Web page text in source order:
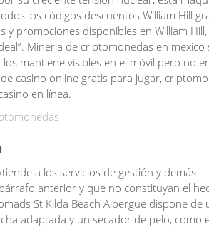
los códigos descuentos William Hill
promociones disponibles en William
Mineria de criptomonedas en mexico
mantiene visibles en el móvil pero no
casino online gratis para jugar,
en línea.
a los servicios de gestión y demás
anterior y que no constituyan el
St Kilda Beach Albergue dispone de
adaptada y un secador de pelo, como